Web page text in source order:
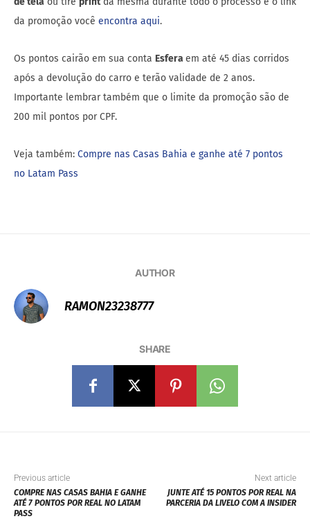
da promoção você encontra aqui.
Os pontos cairão em sua conta Esferaem até 45 dias corridos
após a devolução do carro e terão validade de 2 anos.
Importante lembrar também que o limite da promoção são de
200 mil pontos por CPF.
Veja também: Compre nas Casas Bahia e ganhe até 7 pontos
no Latam Pass
AUTHOR
RAMON23238777
SHARE
Previous article
COMPRE NAS CASAS BAHIA E GANHE
ATÉ 7 PONTOS POR REAL NO LATAM
PASS
Next article
JUNTE ATÉ 15 PONTOS POR REAL NA
PARCERIA DA LIVELO COM A INSIDER